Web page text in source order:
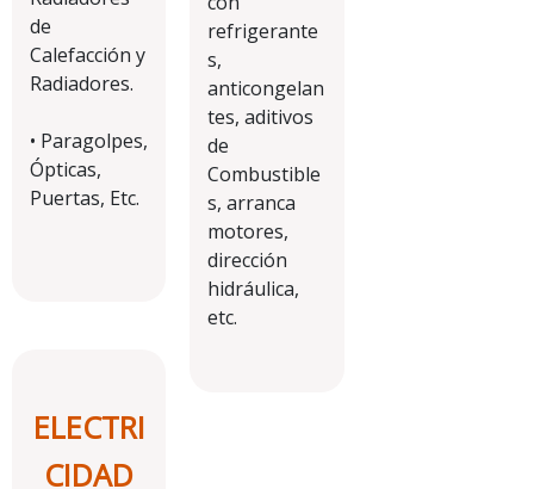
de
Calefacción y
Radiadores.
• Paragolpes,
Ópticas,
Puertas, Etc.
ELECTRI
CIDAD
refrigerante
s,
anticongelan
tes, aditivos
de
Combustible
s, arranca
motores,
dirección
hidráulica,
etc.